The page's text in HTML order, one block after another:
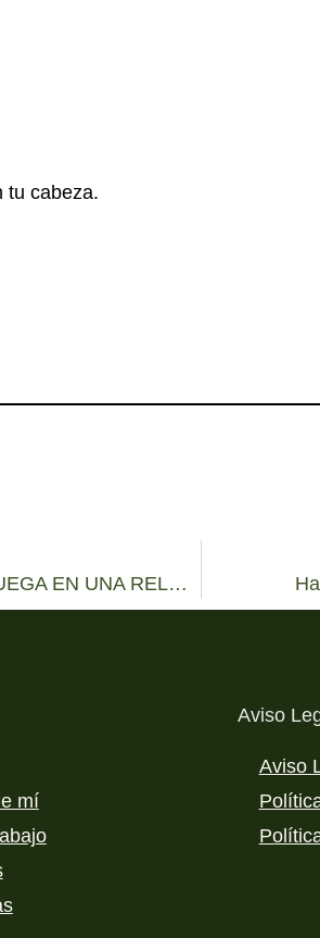
tu cabeza.
DE CHATGPT A CLAUDE, O LO QUE SE JUEGA EN UNA RELACIÓN
mí
Aviso
Aviso